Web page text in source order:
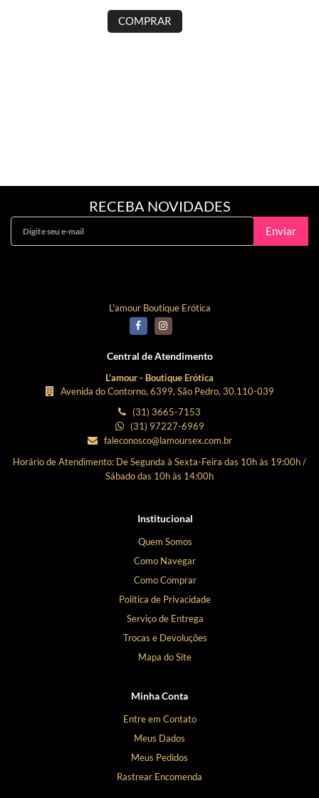
COMPRAR
RECEBA NOVIDADES
Enviar
L'amour Boutique Erótica
Institucional
Quem Somos
Como Navegar
Como Comprar
Política de Privacidade
Serviço de Entrega
Trocas e Devoluções
Mapa do Site
Minha Conta
Entre em Contato
Meus Dados
Meus Pedidos
Rastrear Encomenda
Central de Atendimento
L'amour - Boutique Erótica
Avenida do Contorno, 6399, São Pedro, 30.110-039
(31) 3665-7153
(31) 97227-6969
faleconosco@lamoursex.com.br
Horário de Atendimento: De Segunda à Sexta-Feira das 10h às 19:00h /
Sábado das 10h às 14:00h